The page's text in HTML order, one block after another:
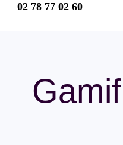
02 78 77 02 60